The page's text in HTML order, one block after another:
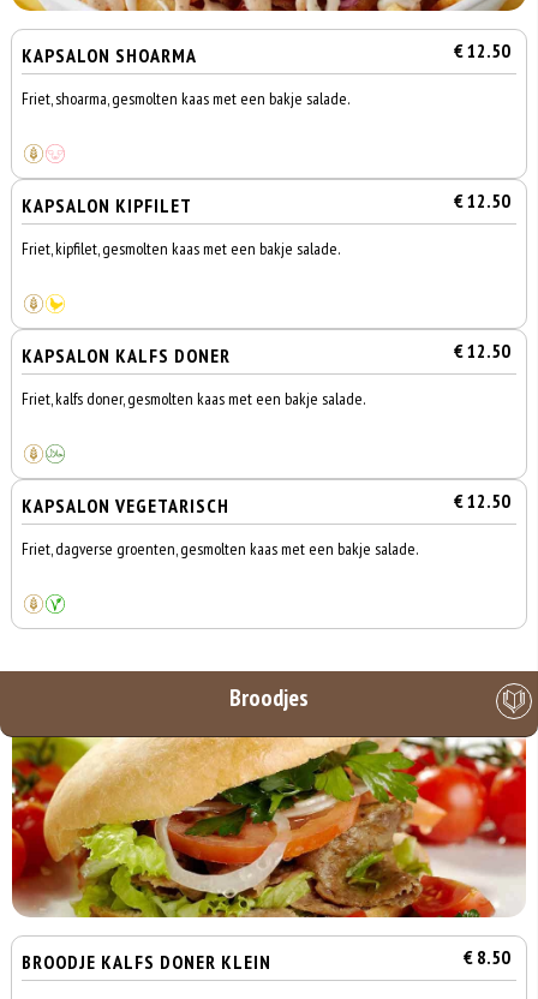
KAPSALON SHOARMA € 12.50
Friet, shoarma, gesmolten kaas met een bakje salade.
KAPSALON KIPFILET € 12.50
Friet, kipfilet, gesmolten kaas met een bakje salade.
KAPSALON KALFS DONER € 12.50
Friet, kalfs doner, gesmolten kaas met een bakje salade.
KAPSALON VEGETARISCH € 12.50
Friet, dagverse groenten, gesmolten kaas met een bakje salade.
Broodjes
BROODJE KALFS DONER KLEIN € 8.50